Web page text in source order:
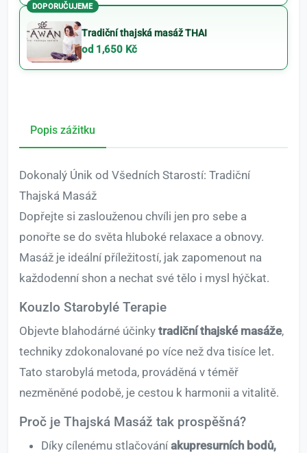
DOPORUČUJEME
Tradiční thajská masáž THAI
od 1,650 Kč
Popis zážitku
Dokonalý Únik od Všedních Starostí: Tradiční
Thajská Masáž
Dopřejte si zaslouženou chvíli jen pro sebe a
ponořte se do světa hluboké relaxace a obnovy.
Masáž je ideální příležitostí, jak zapomenout na
každodenní shon a nechat své tělo i mysl hýčkat.
Kouzlo Starobylé Terapie
Objevte blahodárné účinky tradiční thajské masáže,
techniky zdokonalované po více než dva tisíce let.
Tato starobylá metoda, prováděná v téměř
nezměněné podobě, je cestou k harmonii a vitalitě.
Proč je Thajská Masáž tak prospěšná?
Díky cílenému stlačování akupresurních bodů,